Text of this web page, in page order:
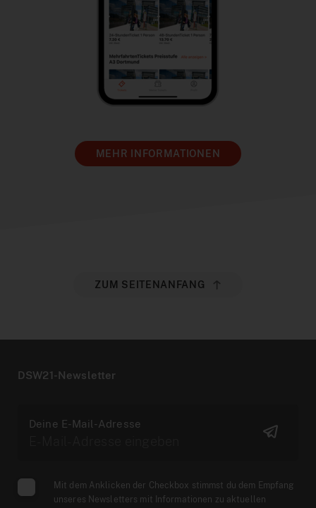
MEHR INFORMATIONEN
ZUM SEITENANFANG
DSW21-Newsletter
Deine E-Mail-Adresse
Mit dem Anklicken der Checkbox stimmst du dem Empfang
unseres Newsletters mit Informationen zu aktuellen